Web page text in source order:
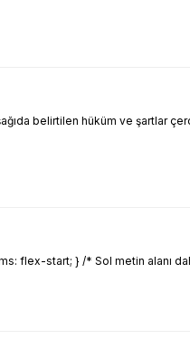
belirtilen hüküm ve şartlar
flex-start; } /* Sol metin alanı